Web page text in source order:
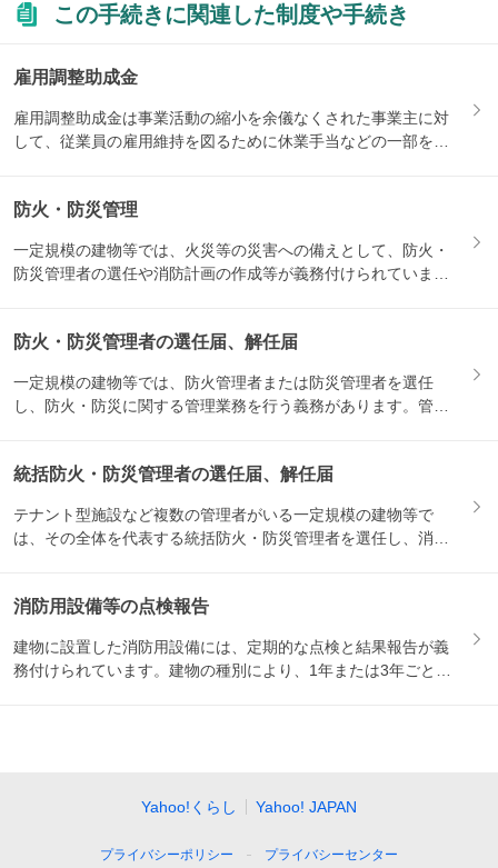
この手続きに関連した制度や手続き
雇用調整助成金
雇用調整助成金は事業活動の縮小を余儀なくされた事業主に対
して、従業員の雇用維持を図るために休業手当などの一部を助
防火・防災管理
一定規模の建物等では、火災等の災害への備えとして、防火・
防災管理者の選任や消防計画の作成等が義務付けられていま
防火・防災管理者の選任届、解任届
一定規模の建物等では、防火管理者または防災管理者を選任
し、防火・防災に関する管理業務を行う義務があります。管理
統括防火・防災管理者の選任届、解任届
テナント型施設など複数の管理者がいる一定規模の建物等で
は、その全体を代表する統括防火・防災管理者を選任し、消防
消防用設備等の点検報告
建物に設置した消防用設備には、定期的な点検と結果報告が義
務付けられています。建物の種別により、1年または3年ごと
Yahoo!くらし Yahoo! JAPAN
プライバシーポリシー プライバシーセンター